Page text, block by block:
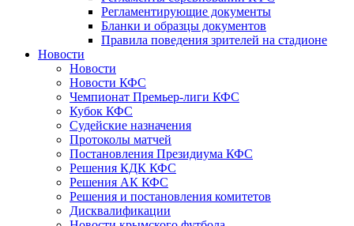
Регламентирующие документы
Бланки и образцы документов
Правила поведения зрителей на стадионе
Новости
Новости
Новости КФС
Чемпионат Премьер-лиги КФС
Кубок КФС
Судейские назначения
Протоколы матчей
Постановления Президиума КФС
Решения КДК КФС
Решения АК КФС
Решения и постановления комитетов
Дисквалификации